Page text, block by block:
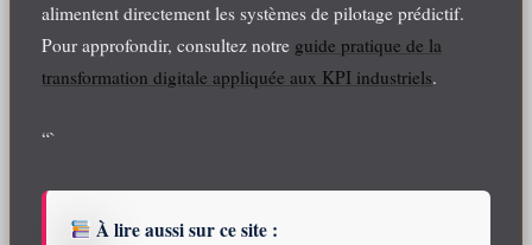
alimentent directement les systèmes de pilotage prédictif.
Pour approfondir, consultez notre guide pratique de la
transformation digitale appliquée aux KPI industriels.
“`
À lire aussi sur ce site :